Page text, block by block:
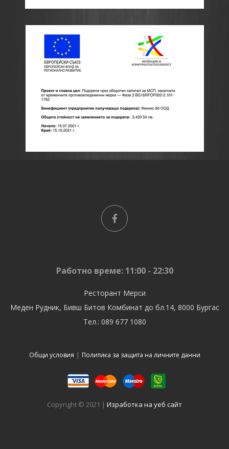
Работно време: 11:00 - 22:30
Ресторант Мерси
Меден Рудник, Бивш Битов Комбинат до бл.14, 8000 Бургас
Тел.: 089 677 1080
Общи условия | Политика за защита на личните данни
Copyright © 2021 | Изработка на уеб сайт